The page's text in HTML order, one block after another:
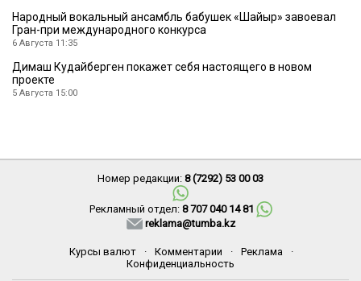
Народный вокальный ансамбль бабушек «Шайыр» завоевал
Гран-при международного конкурса
6 Августа 11:35
Димаш Кудайберген покажет себя настоящего в новом
проекте
5 Августа 15:00
Номер редакции: 8 (7292) 53 00 03
Рекламный отдел: 8 707 040 14 81
reklama@tumba.kz
Курсы валют · Комментарии · Реклама
·
Конфиденциальность